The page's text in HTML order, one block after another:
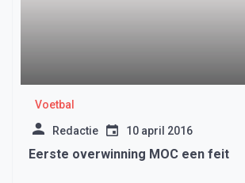
Voetbal
Redactie 10 april 2016
Eerste overwinning MOC een feit